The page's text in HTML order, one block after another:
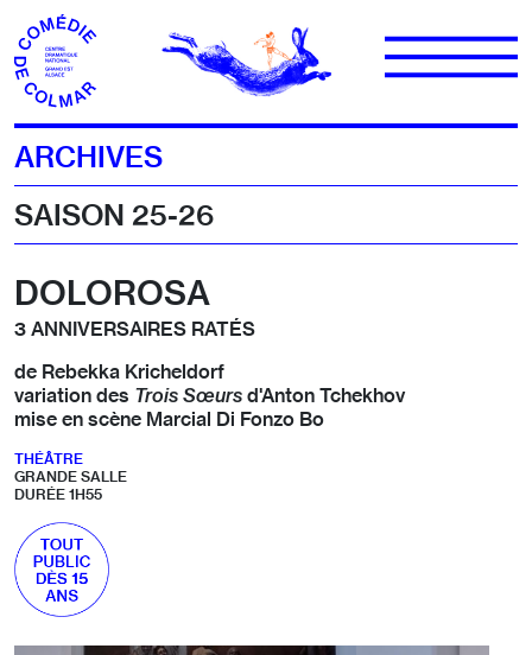
Aller au contenu
ARCHIVES
SAISON 25-26
DOLOROSA
3 ANNIVERSAIRES RATÉS
de Rebekka Kricheldorf
variation des Trois Sœurs d'Anton Tchekhov
mise en scène Marcial Di Fonzo Bo
THÉÂTRE
GRANDE SALLE
DURÉE 1H55